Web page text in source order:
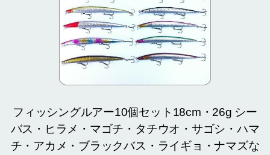
フィッシングルアー10個セット18cm・26g シー
バス・ヒラメ・マゴチ・タチウオ・サゴシ・ハマ
チ・アカメ・ブラックバス・ライギョ・ナマズな